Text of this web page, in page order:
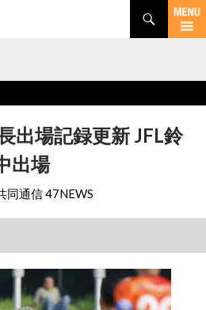
出場記録更新 JFL鈴
出場
同通信 47NEWS